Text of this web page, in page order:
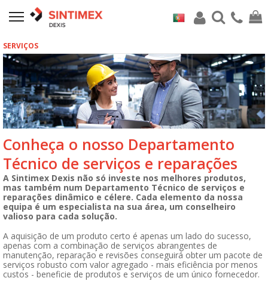
SERVIÇOS
Conheça o nosso Departamento
Técnico de serviços e reparações
A Sintimex Dexis não só investe nos melhores produtos,
mas também num Departamento Técnico de serviços e
reparações dinâmico e célere. Cada elemento da nossa
equipa é um especialista na sua área, um conselheiro
valioso para cada solução.
A aquisição de um produto certo é apenas um lado do sucesso,
apenas com a combinação de serviços abrangentes de
manutenção, reparação e revisões conseguirá obter um pacote de
serviços robusto com valor agregado - mais eficiência por menos
custos - beneficie de produtos e serviços de um único fornecedor.